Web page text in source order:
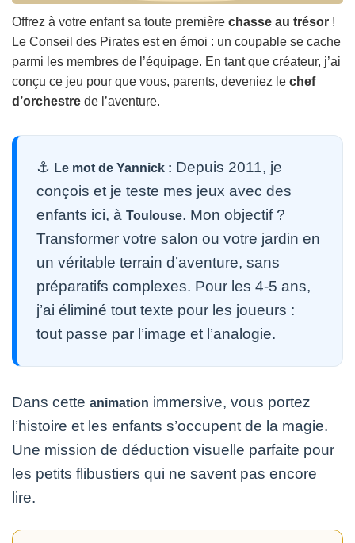
Offrez à votre enfant sa toute première chasse au trésor !
Le Conseil des Pirates est en émoi : un coupable se cache
parmi les membres de l’équipage. En tant que créateur, j’ai
conçu ce jeu pour que vous, parents, deveniez le chef
d’orchestre de l’aventure.
⚓ Le mot de Yannick : Depuis 2011, je
conçois et je teste mes jeux avec des
enfants ici, à Toulouse. Mon objectif ?
Transformer votre salon ou votre jardin en
un véritable terrain d’aventure, sans
préparatifs complexes. Pour les 4-5 ans,
j’ai éliminé tout texte pour les joueurs :
tout passe par l’image et l’analogie.
Dans cette animation immersive, vous portez
l’histoire et les enfants s’occupent de la magie.
Une mission de déduction visuelle parfaite pour
les petits flibustiers qui ne savent pas encore
lire.